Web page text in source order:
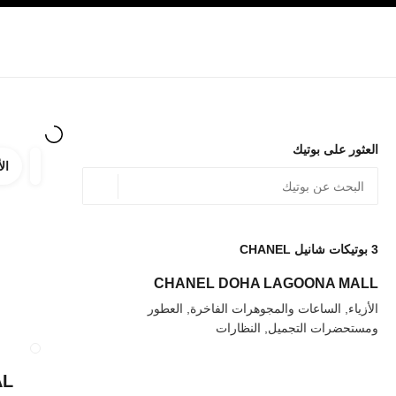
العثور على بوتيك
3 بوتيكات شانيل CHANEL
عودة إلى المرشحات
CHANEL DOHA LAGOONA MALL
الأزياء, الساعات والمجوهرات الفاخرة, العطور
ومستحضرات التجميل, النظارات